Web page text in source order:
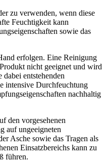
zu verwenden, wenn diese
Feuchtigkeit kann
sowie das
erfolgen. Eine Reinigung
nicht geeignet und wird
entstehenden
intensive Durchfeuchtung
nachhaltig
den vorgesehenen
auf ungeeigneten
Asche sowie das Tragen als
Einsatzbereichs kann zu
führen.